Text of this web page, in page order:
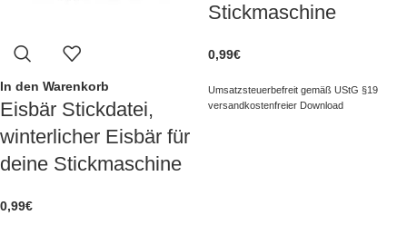
In den Warenkorb
Eisbär Stickdatei,
winterlicher Eisbär für
deine Stickmaschine
0,99€
Stickmaschine
0,99€
Umsatzsteuerbefreit gemäß UStG §19
versandkostenfreier Download